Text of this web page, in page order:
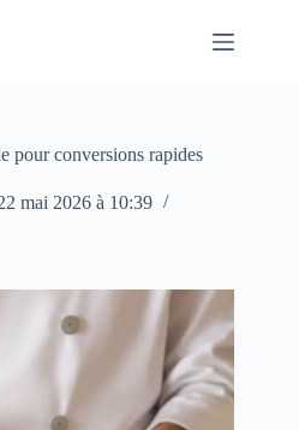
pour conversions rapides
mai 2026 à 10:39